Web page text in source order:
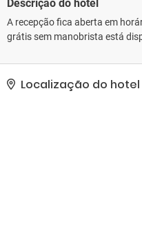
Descrição do hotel
A recepção fica aberta em
grátis sem manobrista está
Localização do hotel